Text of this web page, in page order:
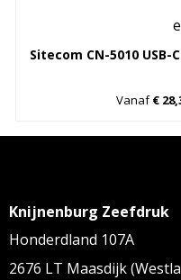
Sitecom CN-5010 USB-
Vanaf€
Knijnenburg Zeefdruk
Honderdland 107A
2676 LT Maasdijk